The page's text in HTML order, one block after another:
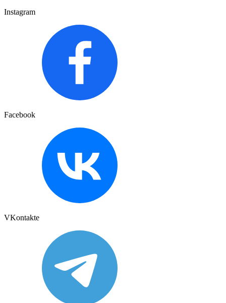
Instagram
Facebook
VKontakte